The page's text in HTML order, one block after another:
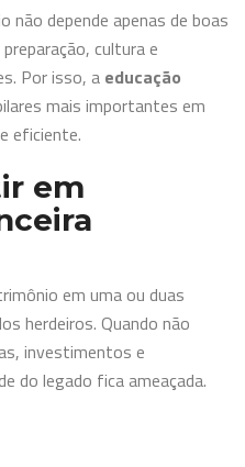
não depende apenas de boas
cultura e
Por isso, a educação
mais importantes em
eficiente.
em
em uma ou duas
herdeiros. Quando não
investimentos e
do legado fica ameaçada.